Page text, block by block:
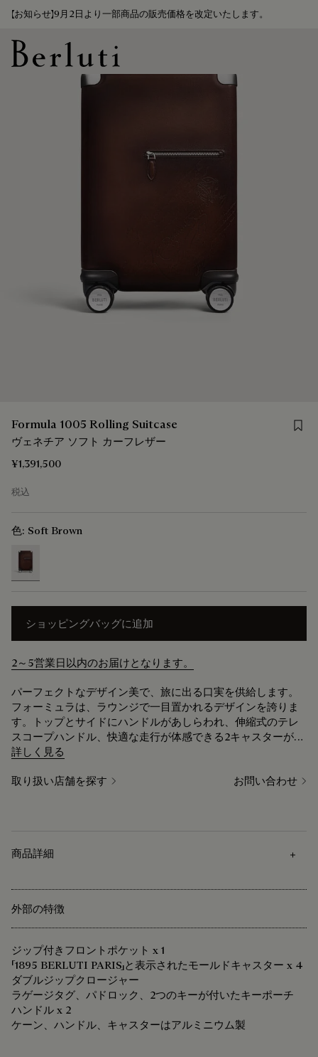
【お知らせ】9月2日より一部商品の販売価格を改定いたします。
Berluti homepage
Formula 1005 Rolling Suitcase
ヴェネチア ソフト カーフレザー
¥1,391,500
税込
色: Soft Brown
ショッピングバッグに追加
2～5営業日以内のお届けとなります。
パーフェクトなデザイン美で、旅に出る口実を供給します。
フォーミュラは、ラウンジで一目置かれるデザインを誇りま
す。トップとサイドにハンドルがあしらわれ、伸縮式のテレ
スコープハンドル、快適な走行が体感できる2キャスターが配
されています。本体とアングル部にアルミニウムを使用する
ころのない逸品です。
詳しく見る
取り扱い店舗を探す お問い合わせ
商品詳細
外部の特徴
ジップ付きフロントポケット x 1
「1895 BERLUTI PARIS」と表示されたモールドキャスター x 4
ダブルジップクロージャー
ラゲージタグ、パドロック、2つのキーが付いたキーポーチ
ハンドル x 2
ケーン、ハンドル、キャスターはアルミニウム製